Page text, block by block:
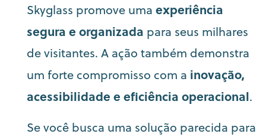
Skyglass promove umaexperiência
segura e organizada para seus milhares
de visitantes. A ação também demonstra
um forte compromisso com a inovação,
acessibilidade e eficiência operacional.
Se você busca uma solução parecida para